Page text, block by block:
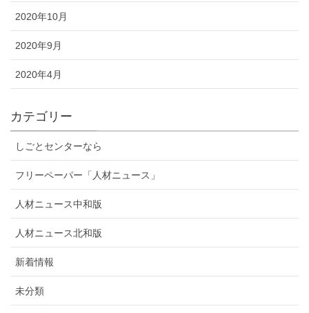
2020年10月
2020年9月
2020年4月
カテゴリー
しごとセンターなら
フリーペーパー「人材ニュース」
人材ニュース中和版
人材ニュース北和版
新着情報
未分類